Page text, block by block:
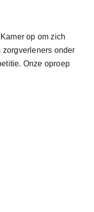
op om zich
zorgverleners onder
Onze oproep